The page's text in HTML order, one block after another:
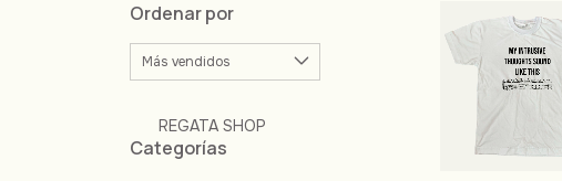
Ordenar por
REGATA SHOP
Categorías